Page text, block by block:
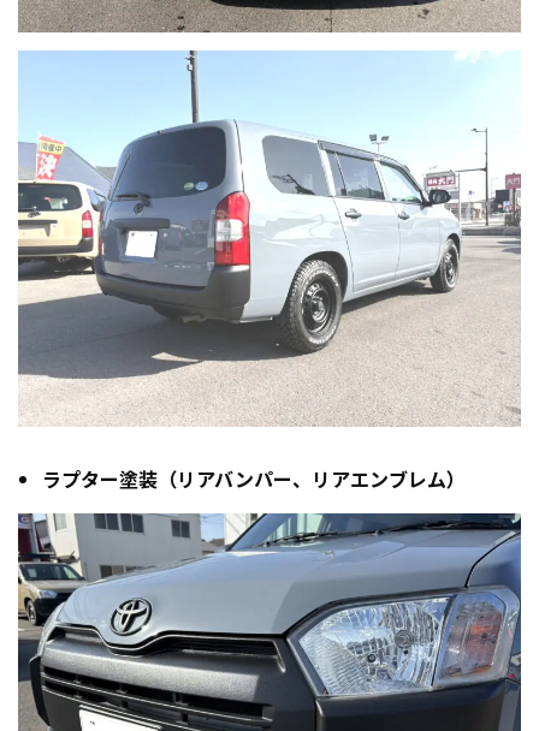
ラプター塗装（リアバンパー、リアエンブレム）